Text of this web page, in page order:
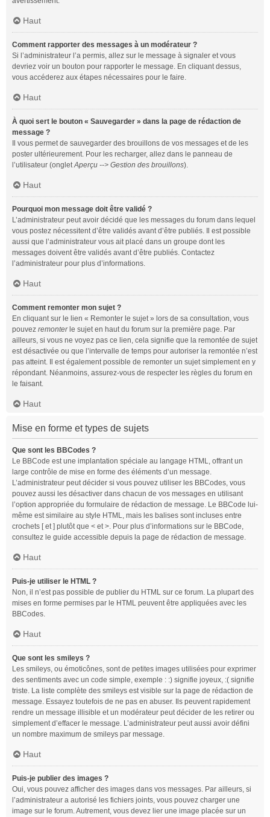
Haut
Comment rapporter des messages à un modérateur ?
Si l’administrateur l’a permis, allez sur le message à signaler et vous
devriez voir un bouton pour rapporter le message. En cliquant dessus,
vous accéderez aux étapes nécessaires pour le faire.
Haut
À quoi sert le bouton « Sauvegarder » dans la page de rédaction de
message ?
Il vous permet de sauvegarder des brouillons de vos messages et de les
poster ultérieurement. Pour les recharger, allez dans le panneau de
l’utilisateur (ongletAperçu --> Gestion des brouillons).
Haut
Pourquoi mon message doit être validé ?
L’administrateur peut avoir décidé que les messages du forum dans lequel
vous postez nécessitent d’être validés avant d’être publiés. Il est possible
aussi que l’administrateur vous ait placé dans un groupe dont les
messages doivent être validés avant d’être publiés. Contactez
l’administrateur pour plus d’informations.
Haut
Comment remonter mon sujet ?
En cliquant sur le lien « Remonter le sujet » lors de sa consultation, vous
pouvez remonterle sujet en haut du forum sur la première page. Par
ailleurs, si vous ne voyez pas ce lien, cela signifie que la remontée de sujet
est désactivée ou que l’intervalle de temps pour autoriser la remontée n’est
pas atteint. Il est également possible de remonter un sujet simplement en y
répondant. Néanmoins, assurez-vous de respecter les règles du forum en
le faisant.
Haut
Mise en forme et types de sujets
Que sont les BBCodes ?
Le BBCode est une implantation spéciale au langage HTML, offrant un
large contrôle de mise en forme des éléments d’un message.
L’administrateur peut décider si vous pouvez utiliser les BBCodes, vous
pouvez aussi les désactiver dans chacun de vos messages en utilisant
l’option appropriée du formulaire de rédaction de message. Le BBCode lui-
même est similaire au style HTML, mais les balises sont incluses entre
crochets [ et ] plutôt que < et >. Pour plus d’informations sur le BBCode,
consultez le guide accessible depuis la page de rédaction de message.
Haut
Puis-je utiliser le HTML ?
Non, il n’est pas possible de publier du HTML sur ce forum. La plupart des
mises en forme permises par le HTML peuvent être appliquées avec les
BBCodes.
Haut
Que sont les smileys ?
Les smileys, ou émoticônes, sont de petites images utilisées pour exprimer
des sentiments avec un code simple, exemple : :) signifie joyeux, :( signifie
triste. La liste complète des smileys est visible sur la page de rédaction de
message. Essayez toutefois de ne pas en abuser. Ils peuvent rapidement
rendre un message illisible et un modérateur peut décider de les retirer ou
simplement d’effacer le message. L’administrateur peut aussi avoir défini
un nombre maximum de smileys par message.
Haut
Puis-je publier des images ?
Oui, vous pouvez afficher des images dans vos messages. Par ailleurs, si
l’administrateur a autorisé les fichiers joints, vous pouvez charger une
image sur le forum. Autrement, vous devez lier une image placée sur un